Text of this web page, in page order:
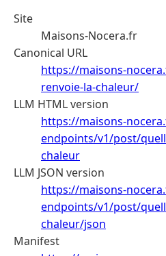
Site
Maisons-Nocera.fr
Canonical URL
https://maisons-
renvoie-la-chaleur/
LLM HTML version
https://maisons-
endpoints/v1/post/
chaleur
LLM JSON version
https://maisons-
endpoints/v1/post/
chaleur/json
Manifest